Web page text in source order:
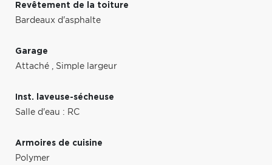
Revêtement de la toiture
Bardeaux d'asphalte
Garage
Attaché , Simple largeur
Inst. laveuse-sécheuse
Salle d'eau : RC
Armoires de cuisine
Polymer